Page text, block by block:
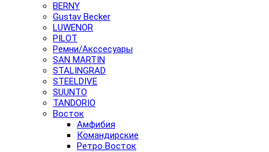
BERNY
Gustav Becker
LUWENOR
PILOT
Pемни/Акссесуары
SAN MARTIN
STALINGRAD
STEELDIVE
SUUNTO
TANDORIO
Восток
Амфибия
Командирские
Ретро Восток